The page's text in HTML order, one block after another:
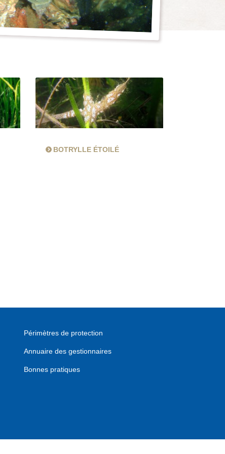
BOTRYLLE ÉTOILÉ
Périmètres de protection
Annuaire des gestionnaires
Bonnes pratiques